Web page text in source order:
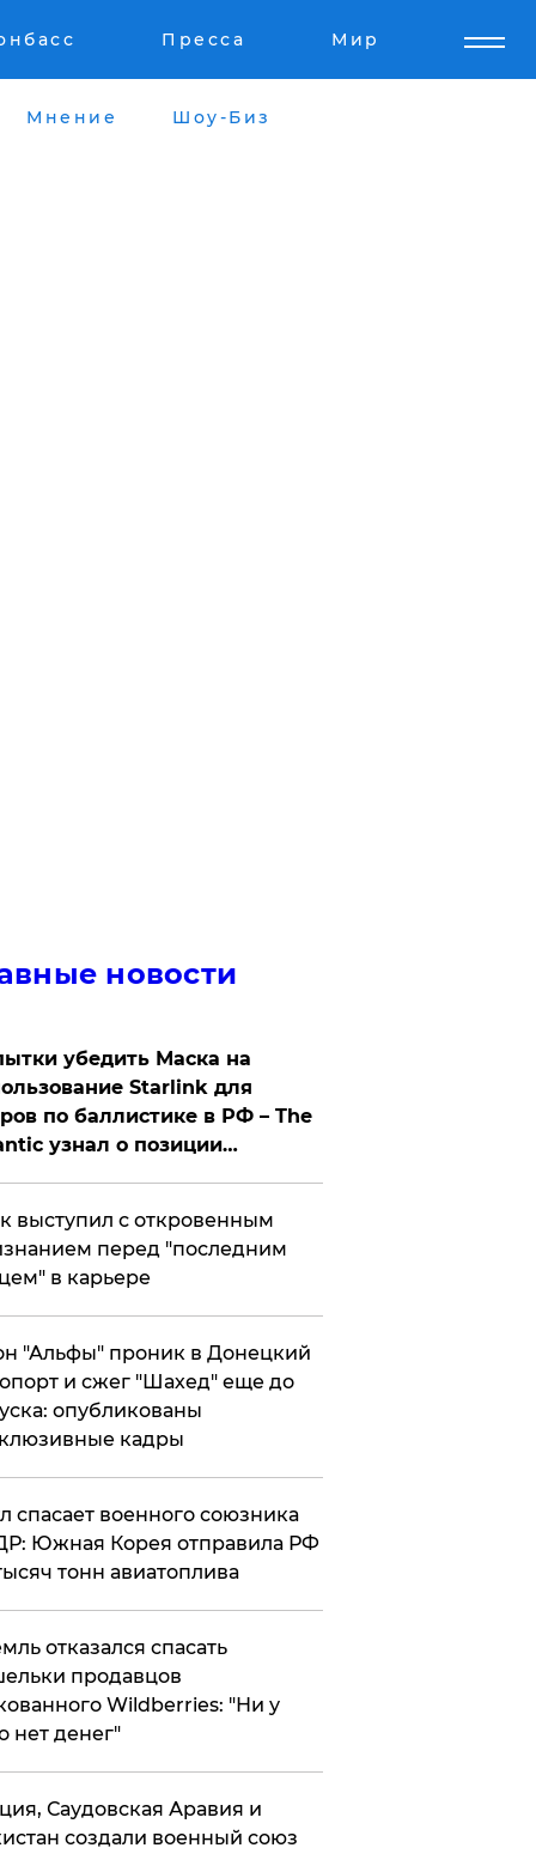
Пресса Мир
Мнение Шоу-Биз
новости
убедить Маска на
Starlink для
по баллистике в РФ – The
узнал о позиции
выступил с откровенным
перед "последним
в карьере
"Альфы" проник в Донецкий
и сжег "Шахед" еще до
опубликованы
кадры
спасает военного союзника
Южная Корея отправила РФ
тонн авиатоплива
отказался спасать
продавцов
Wildberries: "Ни у
нет денег"
Саудовская Аравия и
создали военный союз